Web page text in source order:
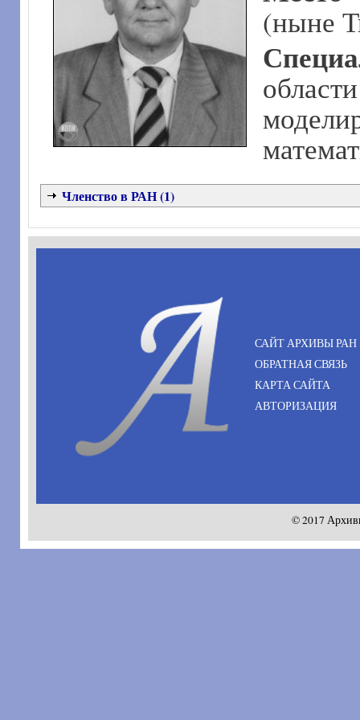
(ныне
Членство в РАН (1)
САЙТ АРХИВЫ РАН
ОБРАТНАЯ СВЯЗЬ
КАРТА САЙТА
АВТОРИЗАЦИЯ
© 2017